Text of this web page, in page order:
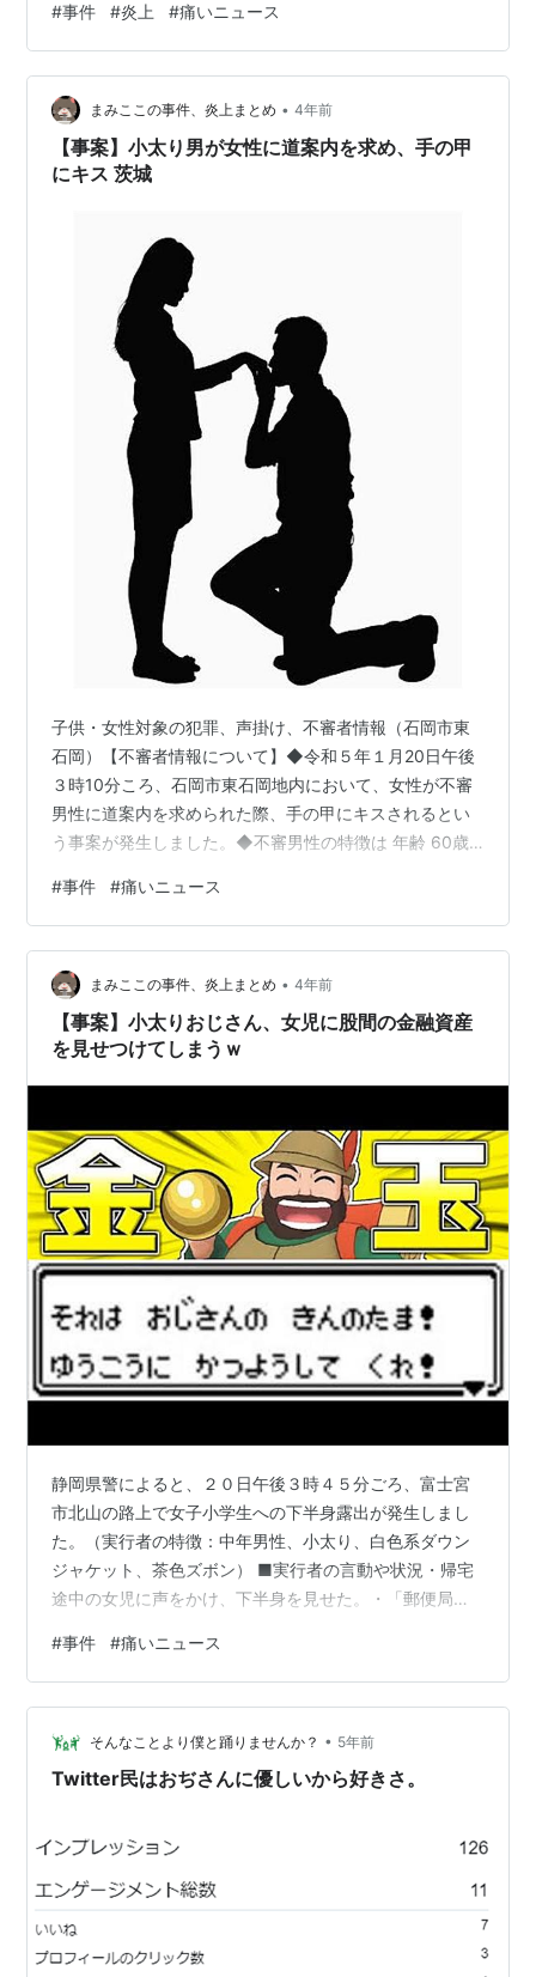
ァクスが届いたのは、徳島市の1校、小松島市の1校、阿
波市の1校、美馬市の3校。「弁護士の唐澤」を名乗る人
物が差出人となっており、ファクスの文面はいずれも同
じ内容だった。 文面では、午後1時34分までに二つの銀
行口座にそれぞれ300万円ずつを送金するよう要求。そ
の上で、「期限までに誠意ある対応をし…
#事件 #炎上 #痛いニュース
まみここの事件、炎上まとめ • 4年前
【事案】小太り男が女性に道案内を求め、手の甲
にキス 茨城
子供・女性対象の犯罪、声掛け、不審者情報（石岡市東
石岡）【不審者情報について】◆令和５年１月20日午後
３時10分ころ、石岡市東石岡地内において、女性が不審
男性に道案内を求められた際、手の甲にキスされるとい
う事案が発生しました。◆不審男性の特徴は 年齢 60歳
白髪の長髪 上衣 水色長袖シャツ 下衣 灰色長ズボン 履物
黒色スニーカーで、灰色自転車を使用しています。 2ウ
ィズコロナの名無しさん2023/01/22(日)
14:42:32.94id:T0X11Nlv0 >>1死刑でよろ 3ウィズコロ
ナの名無しさん2023/01/22(日)…
#事件 #痛いニュース
まみここの事件、炎上まとめ • 4年前
【事案】小太りおじさん、女児に股間の金融資産
を見せつけてしまうｗ
静岡県警によると、２０日午後３時４５分ごろ、富士宮
市北山の路上で女子小学生への下半身露出が発生しまし
た。（実行者の特徴：中年男性、小太り、白色系ダウン
ジャケット、茶色ズボン） ■実行者の言動や状況・帰宅
途中の女児に声をかけ、下半身を見せた。・「郵便局は
区］、上井出小学校、北山中学校、北山インターチェン
ジ、富士山 32023/01/22(日) 09:28:57.190 金融派生商品
（なま） 4新オレオレ!オレだよ、名無しだ
よ!!2023/01/22(日) 09:35:22.250 不良債権 5新オレオ
レ!オレだよ、名無しだよ!!2023/01/22…
#事件 #痛いニュース
そんなことより僕と踊りませんか？ • 5年前
Twitter民はおぢさんに優しいから好きさ。